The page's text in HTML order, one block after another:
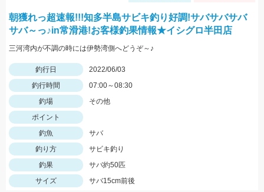
朝獲れっ超速報!!!知多半島サビキ釣り好調!サバサバサバ
サバ～っ♪in常滑港!お客様釣果情報★イシグロ半田店
三河湾内が不調の時には伊勢湾側へどうぞ～♪
釣行日
2022/06/03
釣行時間
07:00～08:30
釣場
その他
ポイント
釣魚
サバ
釣り方
サビキ釣り
釣果
サバ約50匹
サイズ
サバ15cm前後